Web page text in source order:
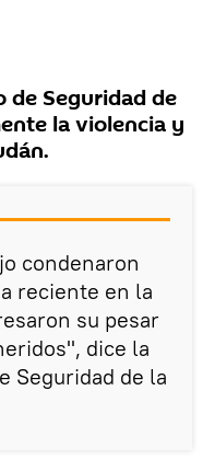
de Seguridad de
la violencia y
condenaron
reciente en la
su pesar
dice la
Seguridad de la